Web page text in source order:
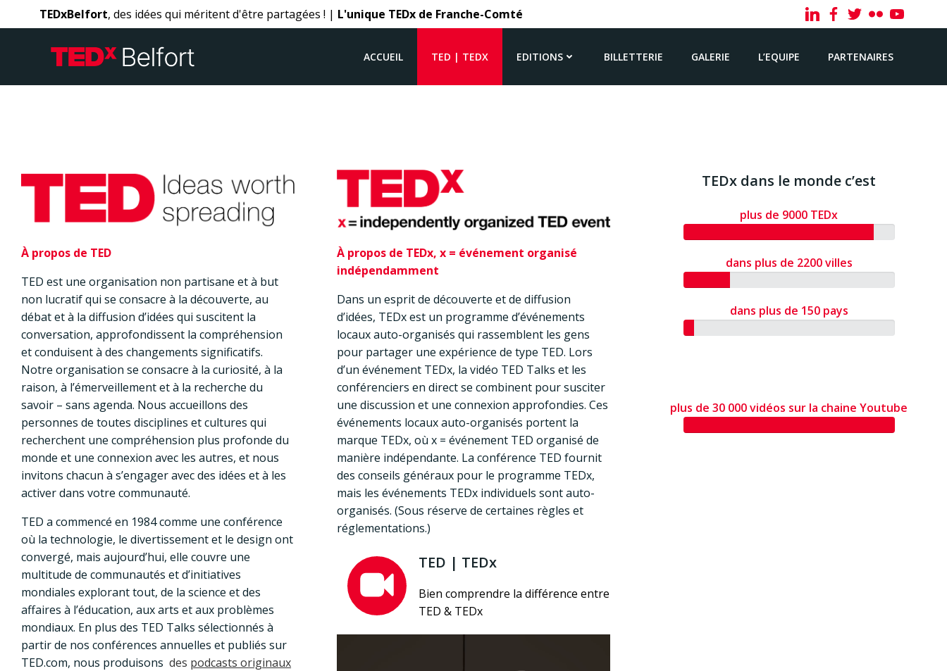
au
TEDxBelfort, des idées qui méritent d'être partagées ! | L'unique TEDx de Franche-Comté
ACCUEIL TED | TEDX EDITIONS BILLETTERIE GALERIE L’EQUIPE PARTENAIRES
À propos de TED
TED est une organisation non partisane et à but
non lucratif qui se consacre à la découverte, au
débat et à la diffusion d’idées qui suscitent la
conversation, approfondissent la compréhension
et conduisent à des changements significatifs.
Notre organisation se consacre à la curiosité, à la
raison, à l’émerveillement et à la recherche du
savoir – sans agenda. Nous accueillons des
personnes de toutes disciplines et cultures qui
recherchent une compréhension plus profonde du
monde et une connexion avec les autres, et nous
invitons chacun à s’engager avec des idées et à les
activer dans votre communauté.
TED a commencé en 1984 comme une conférence
où la technologie, le divertissement et le design ont
convergé, mais aujourd’hui, elle couvre une
multitude de communautés et d’initiatives
mondiales explorant tout, de la science et des
affaires à l’éducation, aux arts et aux problèmes
mondiaux. En plus des TED Talks sélectionnés à
partir de nos conférences annuelles et publiés sur
TED.com, nous produisonsdes podcasts originaux
À propos de TEDx, x = événement organisé
indépendamment
Dans un esprit de découverte et de diffusion
d’idées, TEDx est un programme d’événements
locaux auto-organisés qui rassemblent les gens
pour partager une expérience de type TED. Lors
d’un événement TEDx, la vidéo TED Talks et les
conférenciers en direct se combinent pour susciter
une discussion et une connexion approfondies. Ces
événements locaux auto-organisés portent la
marque TEDx, où x = événement TED organisé de
manière indépendante. La conférence TED fournit
des conseils généraux pour le programme TEDx,
mais les événements TEDx individuels sont auto-
organisés. (Sous réserve de certaines règles et
réglementations.)
TED | TEDx
Bien comprendre la différence entre
TED & TEDx
TEDx dans le monde c’est
plus de 9000 TEDx
dans plus de 2200 villes
dans plus de 150 pays
plus de 30 000 vidéos sur la chaine Youtube